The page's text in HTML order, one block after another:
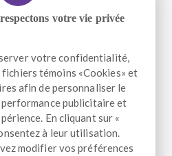
+1 514 933-9384
info@altergo.ca
SUIVRE
votre vie privée
votre confidentialité,
témoins «Cookies» et
afin de personnaliser le
publicitaire et
En cliquant sur «
à leur utilisation.
modifier vos préférences